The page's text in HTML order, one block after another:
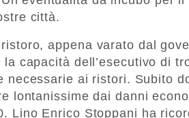
città.
appena varato dal
capacità dell’esecutivo di
necessarie ai ristori. Subito
lontanissime dai danni
Lino Enrico Stoppani ha